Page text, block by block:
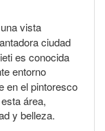
vista
ciudad
es conocida
entorno
en el pintoresco
área,
y belleza.